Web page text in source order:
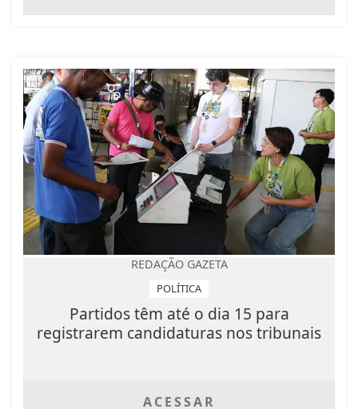
REDAÇÃO GAZETA
POLÍTICA
Partidos têm até o dia 15 para
registrarem candidaturas nos tribunais
ACESSAR